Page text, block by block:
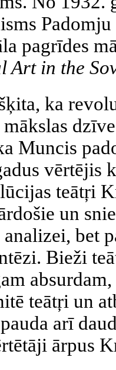
pagrīdes
Art in the
ka
Muncis
vērtējis
teātŗi
un
analizei, bet
Bieži
teātŗi un
arī
ārpus